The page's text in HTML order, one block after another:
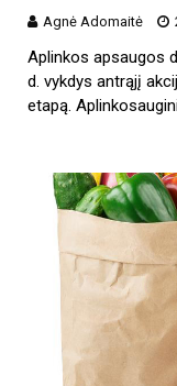
Agnė Adomaitė
Aplinkos apsaugos
d. vykdys antrąjį
etapą.